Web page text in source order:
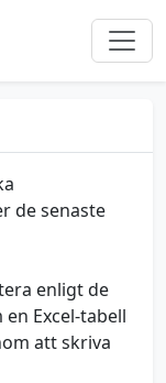
de senaste
enligt de
Excel-tabell
att skriva